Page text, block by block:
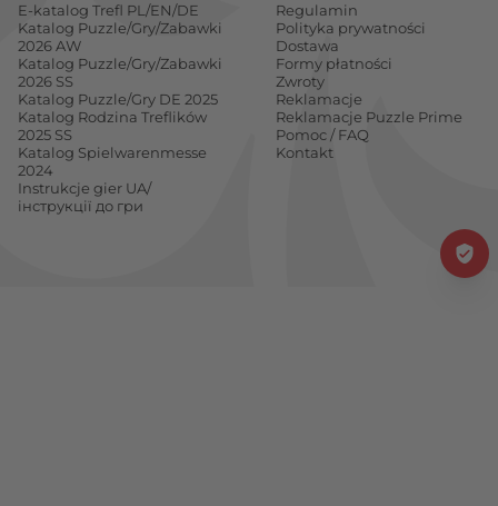
E-katalog Trefl PL/EN/DE
Katalog Puzzle/Gry/Zabawki
2026 AW
Katalog Puzzle/Gry/Zabawki
2026 SS
Katalog Puzzle/Gry DE 2025
Katalog Rodzina Treflików
2025 SS
Katalog Spielwarenmesse
2024
Instrukcje gier UA/
інструкції до гри
Regulamin
Polityka prywatności
Dostawa
Formy płatności
Zwroty
Reklamacje
Reklamacje Puzzle Prime
Pomoc / FAQ
Kontakt